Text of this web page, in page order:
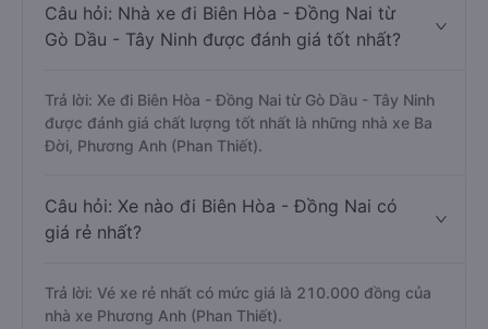
Câu hỏi: Nhà xe đi Biên Hòa - Đồng Nai từ
Gò Dầu - Tây Ninh được đánh giá tốt nhất?
Trả lời: Xe đi Biên Hòa - Đồng Nai từ Gò Dầu - Tây Ninh
được đánh giá chất lượng tốt nhất là những nhà xe Ba
Đời, Phương Anh (Phan Thiết).
Câu hỏi: Xe nào đi Biên Hòa - Đồng Nai có
giá rẻ nhất?
Trả lời: Vé xe rẻ nhất có mức giá là 210.000 đồng của
nhà xe Phương Anh (Phan Thiết).